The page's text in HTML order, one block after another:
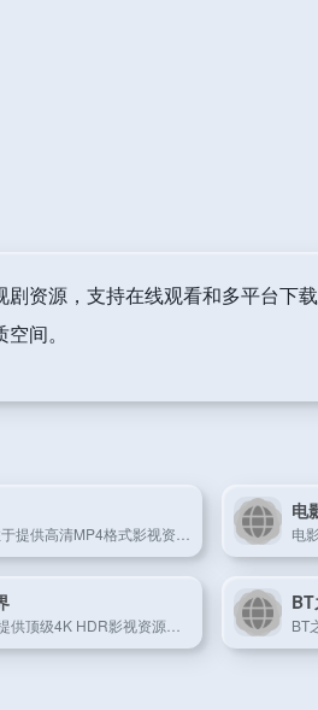
资源，支持在线观看和多平台
间。
电